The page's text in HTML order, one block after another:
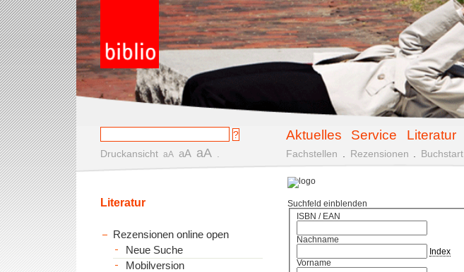
Aktuelles Service Literatur
Druckansicht aA aA aA Fachstellen Rezensionen Buchstart
Suchfeld einblenden
ISBN / EAN
Nachname
Index
Vorname
Literatur
Rezensionen online open
Neue Suche
Mobilversion